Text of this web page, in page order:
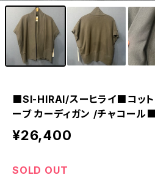
■SI-HIRAI/スーヒライ■コット
ーブ カーディガン /チャコ
¥26,400
SOLD OUT